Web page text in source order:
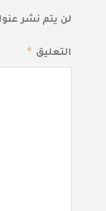
لن يتم نشر
التعليق *